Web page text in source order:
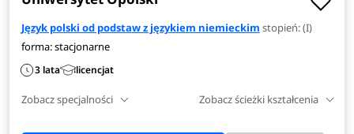
Język polski od podstaw z językiem niemieckim stopień: (I)
forma: stacjonarne
3 lata licencjat
Zobacz specjalności Zobacz ścieżki kształcenia